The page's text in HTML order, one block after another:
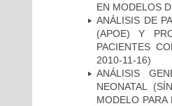
EN MODELOS
ANÁLISIS DE
(APOE) Y
PACIENTES
2010-11-16)
ANÁLISIS
NEONATAL
MODELO